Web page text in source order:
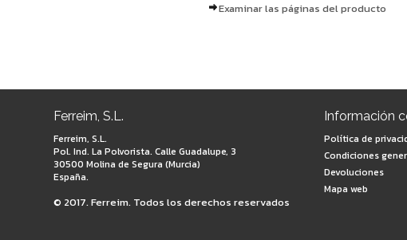
Examinar las páginas del producto
Ferreim, S.L.
Ferreim, S.L.
Pol. Ind. La Polvorista. Calle Guadalupe, 3
30500 Molina de Segura (Murcia)
España.
© 2017. Ferreim. Todos los derechos reservados
Información
Política de
Condiciones
Devoluciones
Mapa web